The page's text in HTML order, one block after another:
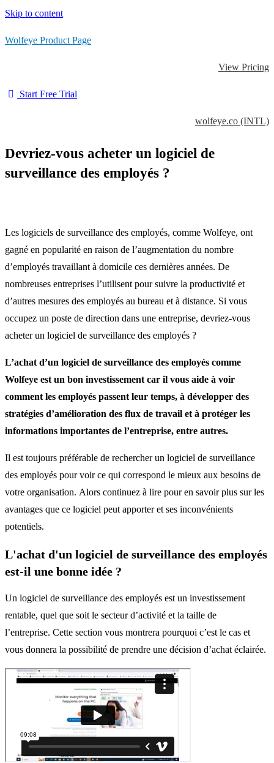
Skip to content
Wolfeye Product Page
View Pricing
Start Free Trial
wolfeye.co (INTL)
Devriez-vous acheter un logiciel de
surveillance des employés ?
Les logiciels de surveillance des employés, comme Wolfeye, ont
gagné en popularité en raison de l’augmentation du nombre
d’employés travaillant à domicile ces dernières années. De
nombreuses entreprises l’utilisent pour suivre la productivité et
d’autres mesures des employés au bureau et à distance. Si vous
occupez un poste de direction dans une entreprise, devriez-vous
acheter un logiciel de surveillance des employés ?
L’achat d’un logiciel de surveillance des employés comme
Wolfeye est un bon investissement car il vous aide à voir
comment les employés passent leur temps, à développer des
stratégies d’amélioration des flux de travail et à protéger les
informations importantes de l’entreprise, entre autres.
Il est toujours préférable de rechercher un logiciel de surveillance
des employés pour voir ce qui correspond le mieux aux besoins de
votre organisation. Alors continuez à lire pour en savoir plus sur les
avantages que ce logiciel peut apporter et ses inconvénients
potentiels.
L'achat d'un logiciel de surveillance des employés
est-il une bonne idée ?
Un logiciel de surveillance des employés est un investissement
rentable, quel que soit le secteur d’activité et la taille de
l’entreprise. Cette section vous montrera pourquoi c’est le cas et
vous donnera la possibilité de prendre une décision d’achat éclairée.